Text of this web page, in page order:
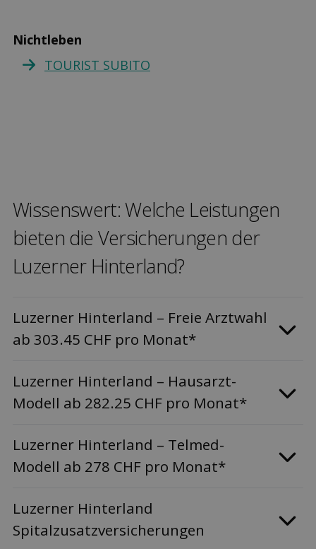
Nichtleben
TOURIST SUBITO
Wissenswert: Welche Leis­tungen
bieten die Versicher­ungen der
Luzerner Hinterland?
Luzerner Hinterland – Freie Arztwahl
ab 303.45 CHF pro Monat*
Luzerner Hinterland – Hausarzt-
Modell ab 282.25 CHF pro Monat*
Luzerner Hinterland – Telmed-
Modell ab 278 CHF pro Monat*
Luzerner Hinterland
Spitalzusatzversicherungen